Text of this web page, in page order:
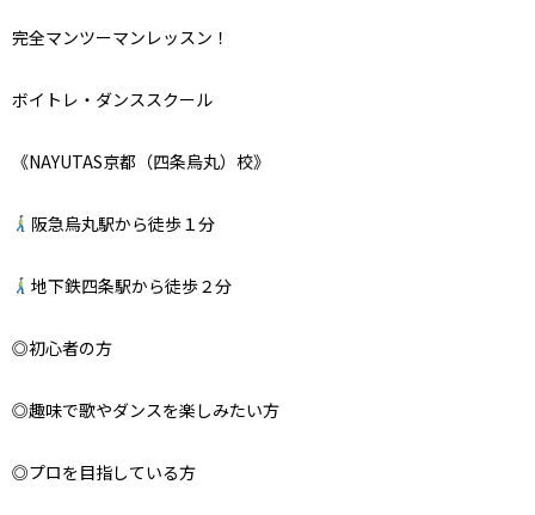
完全マンツーマンレッスン！
ボイトレ・ダンススクール
《NAYUTAS京都（四条烏丸）校》
阪急烏丸駅から徒歩１分
地下鉄四条駅から徒歩２分
◎初心者の方
◎趣味で歌やダンスを楽しみたい方
◎プロを目指している方